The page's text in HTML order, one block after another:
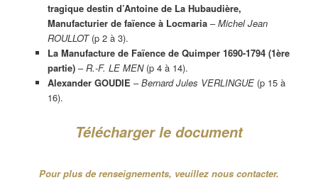
tragique destin d’Antoine de La Hubaudière,
Manufacturier de faïence à Locmaria–Michel Jean
ROULLOT(p 2 à 3).
La Manufacture de Faïence de Quimper 1690-1794 (1ère
partie)–R.-F. LE MEN (p 4 à 14).
Alexander GOUDIE –Bernard Jules VERLINGUE (p 15 à
16).
Télécharger le document
Pour plus de renseignements, veuillez nous contacter.